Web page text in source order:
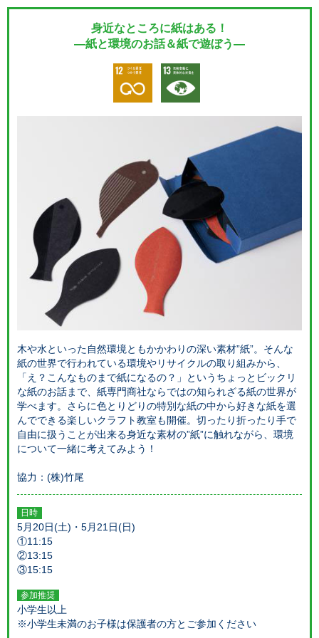
身近なところに紙はある！
―紙と環境のお話＆紙で遊ぼう―
木や水といった自然環境ともかかわりの深い素材”紙”。そんな
紙の世界で行われている環境やリサイクルの取り組みから、
「え？こんなものまで紙になるの？」というちょっとビックリ
な紙のお話まで、紙専門商社ならではの知られざる紙の世界が
学べます。さらに色とりどりの特別な紙の中から好きな紙を選
んでできる楽しいクラフト教室も開催。切ったり折ったり手で
自由に扱うことが出来る身近な素材の”紙”に触れながら、環境
について一緒に考えてみよう！
協力：(株)竹尾
日時
5月20日(土)・5月21日(日)
①11:15
②13:15
③15:15
参加推奨
小学生以上
※小学生未満のお子様は保護者の方とご参加ください